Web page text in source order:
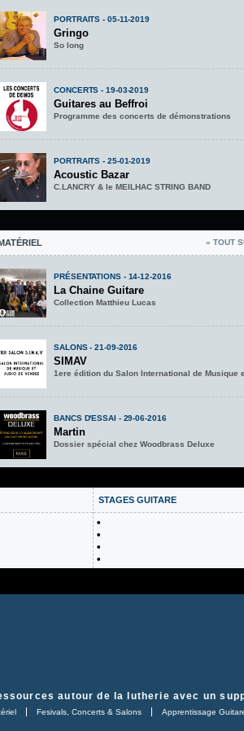
PORTRAITS - 05-11-2019
Gringo
So long
CONCERTS - 19-03-2019
Guitares au Beffroi
Programme des concerts de démonstrations
PORTRAITS - 25-01-2019
Acoustic Bazar
C.LANCRY & le MEILHAC STRING BAND
» TOUT
PRÉSENTATIONS - 14-12-2016
La Chaine Guitare
Collection Matthieu Lucas
SALONS - 21-09-2016
SIMAV
1ere édition du Salon International de Musique
BANCS D'ESSAI - 29-06-2016
Martin
Dossier spécial chez Woodbrass Deluxe
STAGES GUITARE
•
•
•
•
autour de la lutherie avec un
Fesivals, Concerts & Salons Apprentissage